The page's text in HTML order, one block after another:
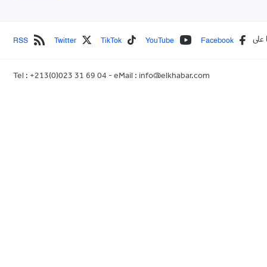
على Facebook
YouTube
TikTok
Twitter
RSS
Tel : +213(0)023 31 69 04 - eMail : info@elkhabar.com